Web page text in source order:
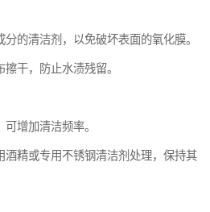
的清洁剂，以免破坏表面的氧化膜。
干，防止水渍残留。
增加清洁频率。
酒精或专用不锈钢清洁剂处理，保持其